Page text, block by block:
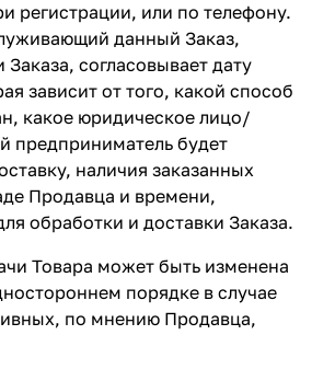
регистрации, или по телефону.
данный Заказ,
Заказа, согласовывает дату
зависит от того, какой способ
какое юридическое лицо/
предприниматель будет
наличия заказанных
Продавца и времени,
обработки и доставки Заказа.
Товара может быть изменена
порядке в случае
по мнению Продавца,